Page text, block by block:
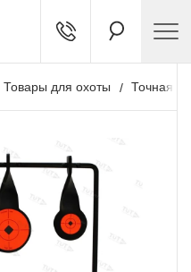
Товары для охоты Точная